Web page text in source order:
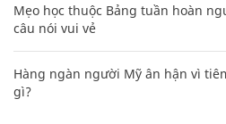
Mẹo học thuộc Bảng tuần hoàn
câu nói vui vẻ
Hàng ngàn người Mỹ ân hận vì
gì?